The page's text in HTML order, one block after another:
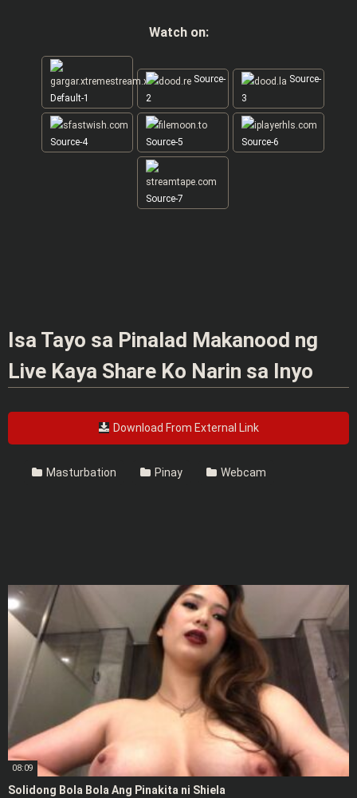
Watch on:
Default-1
Source-
2
Source-
3
Source-4 Source-5 Source-6
Source-7
Isa Tayo sa Pinalad Makanood ng
Live Kaya Share Ko Narin sa Inyo
Download From External Link
Masturbation Pinay Webcam
08:09
Solidong Bola Bola Ang Pinakita ni Shiela